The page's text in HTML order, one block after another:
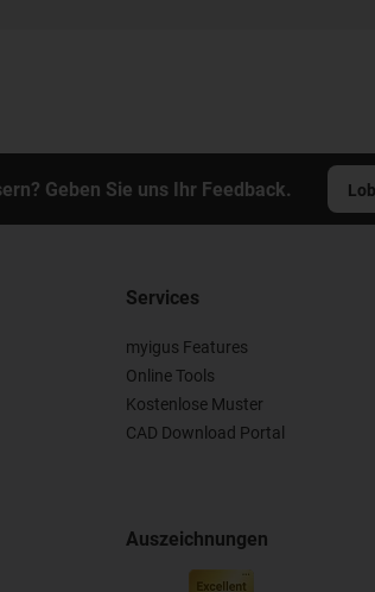
Geben Sie uns Ihr Feedback.
Services
myigus Features
Online Tools
Kostenlose Muster
CAD Download Portal
Auszeichnungen